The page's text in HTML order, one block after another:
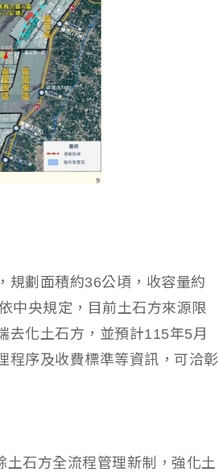
規劃面積約36公頃，收容量約
中央規定，目前土石方來源限
去化土石方，並預計115年5月
程序及收費標準等資訊，可洽彰
石方全流程管理新制，強化土